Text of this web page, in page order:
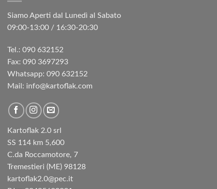
Siamo Aperti dal Lunedì al Sabato
09:00-13:00 / 16:30-20:30
Tel.: 090 632152
Fax: 090 3697293‬
Whatsapp: 090 632152
Mail: info@kartoflak.com
Kartoflak 2.0 srl
SS 114 km 5,600
C.da Roccamotore, 7
Tremestieri (ME) 98128
kartoflak2.0@pec.it